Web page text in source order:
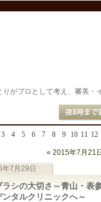
がプロとして考え、審美
3 4 5 6 7 8 9 10 11 12
7月29日
ラシの大切さ～青山・表
ンタルクリニックへ～
« 2015年7月21